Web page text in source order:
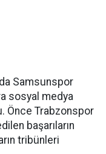
Samsunspor
sosyal medya
Önce Trabzonspor
başarıların
tribünleri